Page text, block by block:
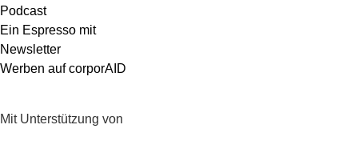
Podcast
Ein Espresso mit
Newsletter
Werben auf corporAID
Mit Unterstützung von